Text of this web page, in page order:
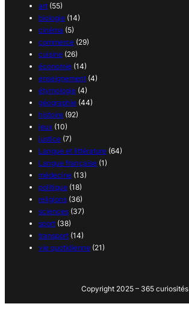
art (55)
biologie (14)
cinéma (5)
commerce (29)
cuisine (26)
économie (14)
enseignement (4)
étymologie (4)
géographie (44)
histoire (92)
jeux (10)
justice (7)
Langue et littérature (64)
Langue française (1)
médecine (13)
politique (18)
religions (36)
sciences (37)
sport (38)
transport (14)
vie quotidienne (21)
Copyright 2025 – 365 curiosités